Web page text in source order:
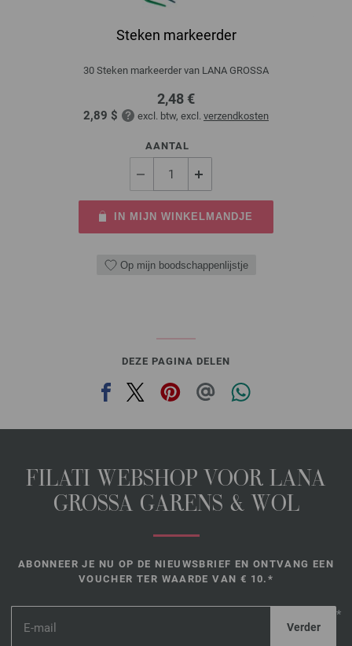
Steken markeerder
30 Steken markeerder van LANA GROSSA
2,48 €
2,89 $ excl. btw, excl. verzendkosten
AANTAL
IN MIJN WINKELMANDJE
Op mijn boodschappenlijstje
DEZE PAGINA DELEN
FILATI WEBSHOP VOOR LANA
GROSSA GARENS & WOL
ABONNEER JE NU OP DE NIEUWSBRIEF EN ONTVANG EEN
VOUCHER TER WAARDE VAN € 10.*
*